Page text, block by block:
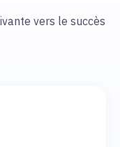
vers le succès